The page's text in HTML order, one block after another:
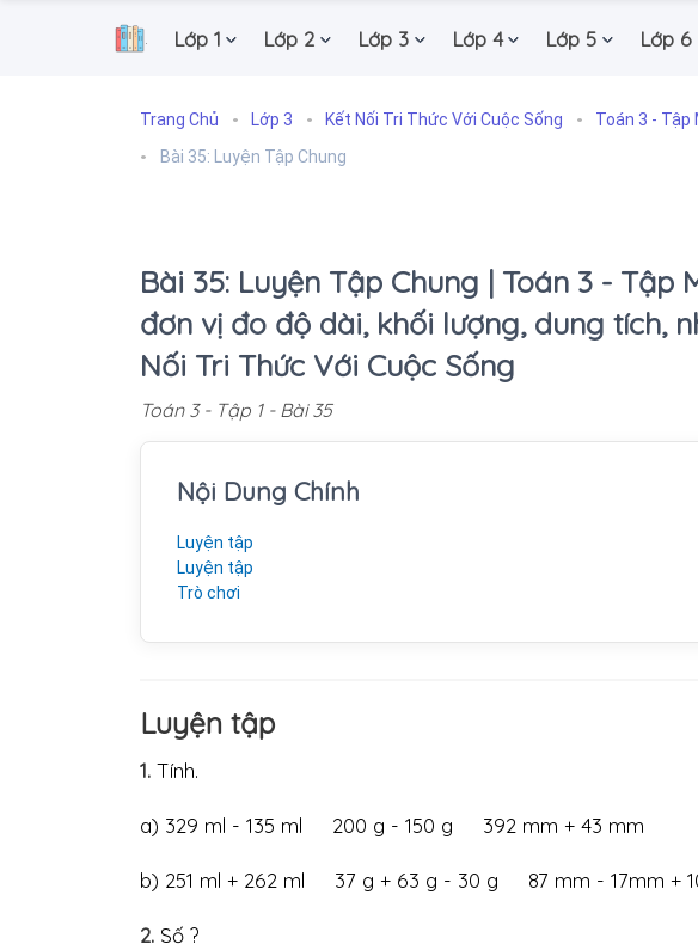
. Lớp 1 Lớp 2 Lớp 3 Lớp 4 Lớp 5 Lớp 6
Trang Chủ Lớp 3 Kết Nối Tri Thức Với Cuộc Sống Toán 3 - Tập
Bài 35: Luyện Tập Chung
Bài 35: Luyện Tập Chung | Toán 3 - Tập
đơn vị đo độ dài, khối lượng, dung tích,
Nối Tri Thức Với Cuộc Sống
Toán 3 - Tập 1 - Bài 35
Nội Dung Chính
Luyện tập
Luyện tập
Trò chơi
Luyện tập
1. Tính.
a) 329 ml - 135 ml 200 g - 150 g 392 mm + 43 mm
b) 251 ml + 262 ml 37 g + 63 g - 30 g 87 mm - 17mm +
2. Số ?